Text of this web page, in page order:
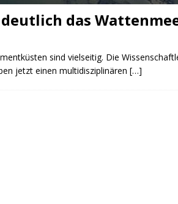
das
sind vielseitig. Die
jetzt einen multidisziplinären […]